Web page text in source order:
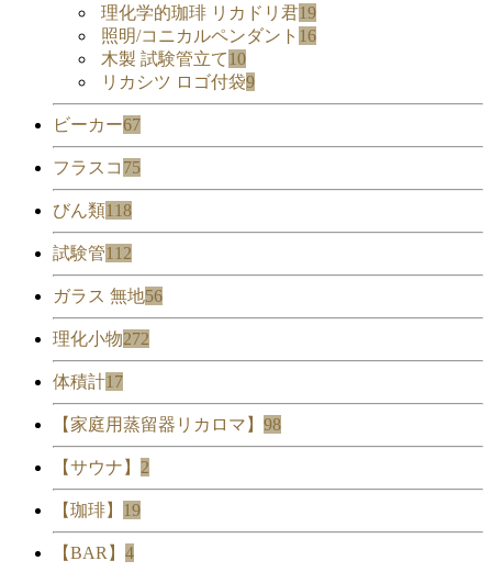
理化学的珈琲 リカドリ君19
照明/コニカルペンダント 16
木製 試験管立て 10
リカシツ ロゴ付袋9
ビーカー67
フラスコ 75
びん類118
試験管112
ガラス 無地56
理化小物272
体積計17
【家庭用蒸留器リカロマ】 98
【サウナ】 2
【珈琲】 19
【BAR】 4